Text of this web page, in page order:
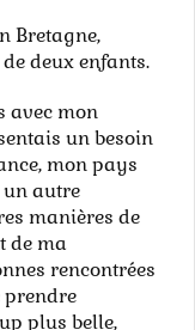
Bretagne,
deux enfants.
avec mon
un besoin
mon pays
un autre
manières de
de ma
rencontrées
prendre
plus belle,